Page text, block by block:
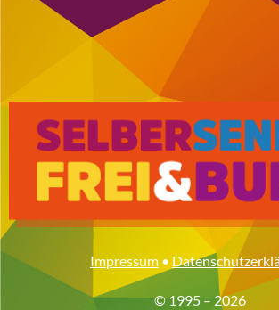
Impressum •
© 1995 – 2026